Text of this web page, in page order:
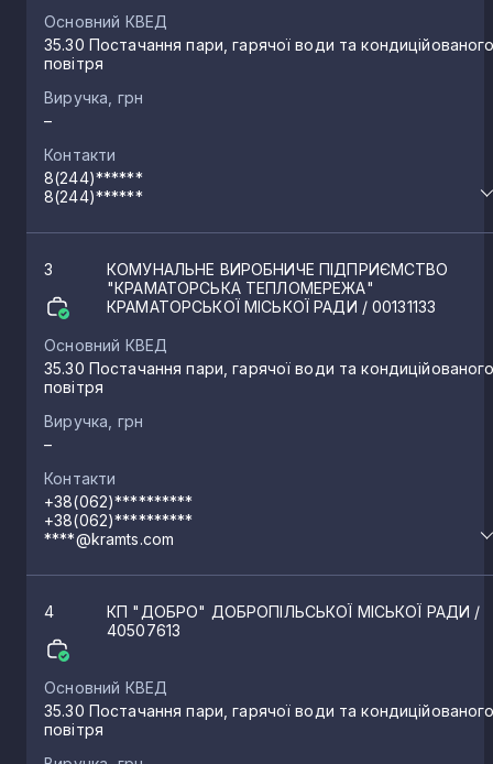
Горлівка 2
Старобешеве
Костянтинівка
Красна Гора
Опитне
Сіверськ 1
Никифорівка 1
Донське
Вугледар
Основний КВЕД
35.30 Постачання пари, гарячої води та
повітря
Виручка, грн
–
Контакти
8(244)******
8(244)******
3
КОМУНАЛЬНЕ ВИРОБНИЧЕ ПІДПРИЄМСТВО
"КРАМАТОРСЬКА ТЕПЛОМЕРЕЖА"
КРАМАТОРСЬКОЇ МІСЬКОЇ РАДИ / 00131133
Основний КВЕД
35.30 Постачання пари, гарячої води та
повітря
Виручка, грн
–
Контакти
+38(062)**********
+38(062)**********
****@kramts.com
4 КП "ДОБРО" ДОБРОПІЛЬСЬКОЇ МІСЬКОЇ РАДИ /
40507613
Основний КВЕД
35.30 Постачання пари, гарячої води та
повітря